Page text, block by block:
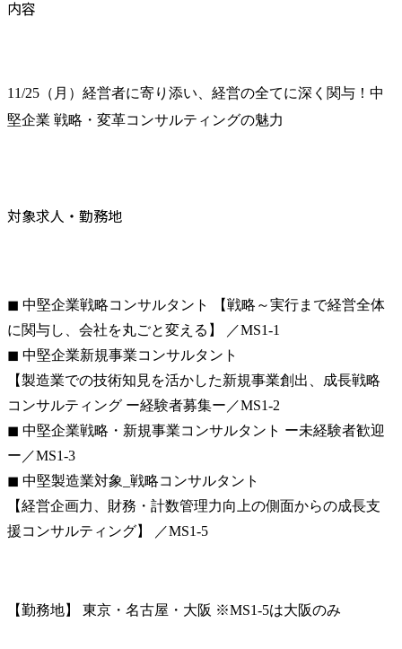
内容
11/25（月）経営者に寄り添い、経営の全てに深く関与！中
堅企業 戦略・変革コンサルティングの魅力
対象求人・勤務地
◼ 中堅企業戦略コンサルタント 【戦略～実行まで経営全体
に関与し、会社を丸ごと変える】 ／MS1-1
◼ 中堅企業新規事業コンサルタント
【製造業での技術知見を活かした新規事業創出、成長戦略
コンサルティング ー経験者募集ー／MS1-2
◼ 中堅企業戦略・新規事業コンサルタント ー未経験者歓迎
ー／MS1-3
◼ 中堅製造業対象_戦略コンサルタント
【経営企画力、財務・計数管理力向上の側面からの成長支
援コンサルティング】 ／MS1-5
【勤務地】 東京・名古屋・大阪 ※MS1-5は大阪のみ